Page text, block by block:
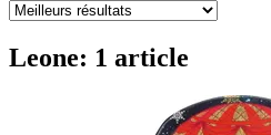
Leone: 1 article